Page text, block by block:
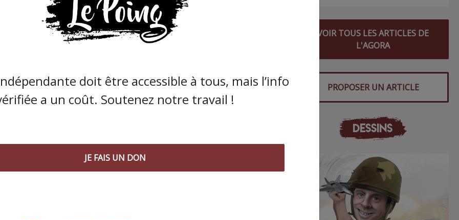
VOIR TOUS LES ARTICLES DE
L'AGORA
PROPOSER UN ARTICLE
DESSINS
doit être accessible à tous, mais l’info
a un coût. Soutenez notre travail !
JE FAIS UN DON